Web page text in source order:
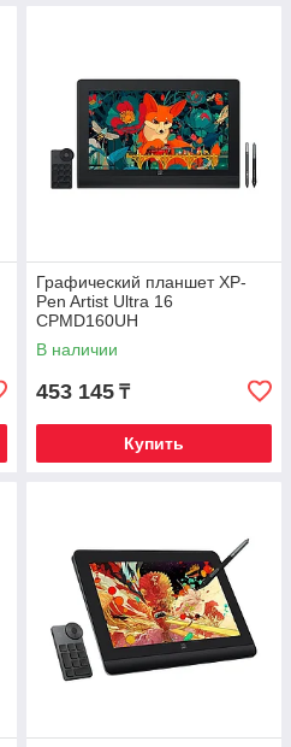
Графический планшет XP-
Pen Artist Ultra 16
CPMD160UH
В наличии
453 145 ₸
Купить